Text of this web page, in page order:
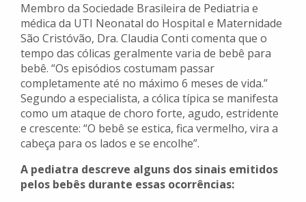
Membro da Sociedade Brasileira de Pediatria e
médica da UTI Neonatal do Hospital e Maternidade
São Cristóvão, Dra. Claudia Conti comenta que o
tempo das cólicas geralmente varia de bebê para
bebê. “Os episódios costumam passar
completamente até no máximo 6 meses de vida.”
Segundo a especialista, a cólica típica se manifesta
como um ataque de choro forte, agudo, estridente
e crescente: “O bebê se estica, fica vermelho, vira a
cabeça para os lados e se encolhe”.
A pediatra descreve alguns dos sinais emitidos
pelos bebês durante essas ocorrências: